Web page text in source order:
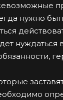
нужно
нуждаться
заставят